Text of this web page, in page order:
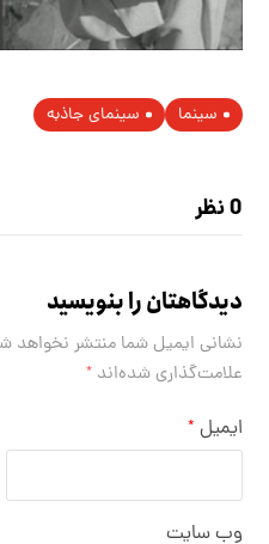
سینما سینمای جاذبه
0 نظر
دیدگاهتان را بنویسید
نشانی ایمیل شما منتشر نخواهد
علامت‌گذاری شده‌اند*
ایمیل *
وب‌ سایت